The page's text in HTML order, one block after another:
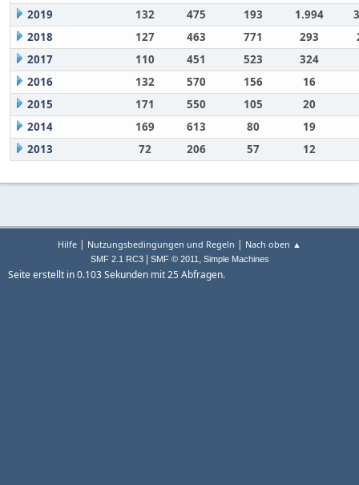
2019
132 475 193 1.994
2018
127 463 771 293
2017
110 451 523
324
2016
132 570 156
16
2015
171 550 105
20
2014
169 613 80
19
2013
72 206 57 12
Hilfe | Nutzungsbedingungen und Regeln | Nach oben ▲
SMF 2.1 RC3| SMF © 2011 , Simple Machines
Seite erstellt in 0.103 Sekunden mit 25 Abfragen.